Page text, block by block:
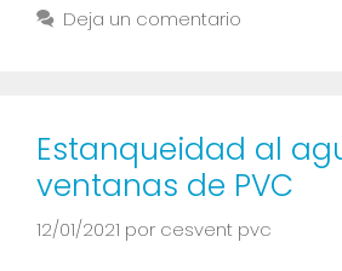
Deja un comentario
Estanqueidad al
ventanas de PVC
12/01/2021 por cesvent pvc